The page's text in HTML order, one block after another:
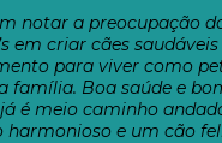
notar a preocupação
em criar cães saudáveis
para viver como
família. Boa saúde e
é meio caminho
harmonioso e um cão